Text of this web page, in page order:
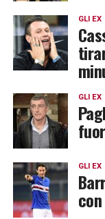
GLI EX
GLI EX
GLI EX